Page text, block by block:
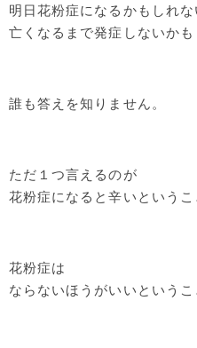
明日花粉症になるかもしれな
亡くなるまで発症しないかも
誰も答えを知りません。
ただ１つ言えるのが
花粉症になると辛いというこ
花粉症は
ならないほうがいいというこ